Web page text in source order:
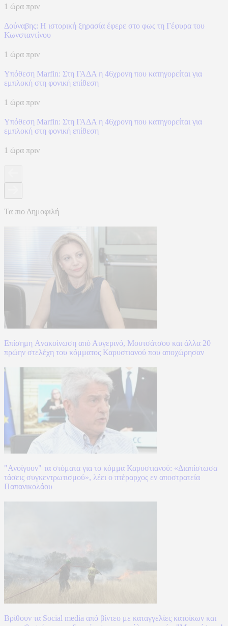
1 ώρα πριν
Δούναβης: Η ιστορική ξηρασία έφερε στο φως τη Γέφυρα του
Κωνσταντίνου
1 ώρα πριν
Υπόθεση Marfin: Στη ΓΑΔΑ η 46χρονη που κατηγορείται για
εμπλοκή στη φονική επίθεση
1 ώρα πριν
Υπόθεση Marfin: Στη ΓΑΔΑ η 46χρονη που κατηγορείται για
εμπλοκή στη φονική επίθεση
1 ώρα πριν
Τα πιο Δημοφιλή
Επίσημη Aνακοίνωση από Αυγερινό, Μουτσάτσου και άλλα 20
πρώην στελέχη του κόμματος Καρυστιανού που αποχώρησαν
"Ανοίγουν" τα στόματα για το κόμμα Καρυστιανού: «Διαπίστωσα
τάσεις συγκεντρωτισμού», λέει ο πτέραρχος εν αποστρατεία
Παπανικολάου
Βρίθουν τα Social media από βίντεο με καταγγελίες κατοίκων και